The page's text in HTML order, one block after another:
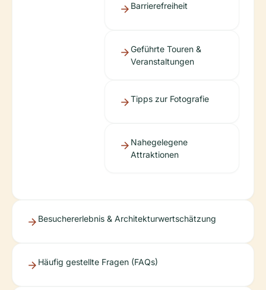
Barrierefreiheit
Geführte Touren &
Veranstaltungen
Tipps zur Fotografie
Nahegelegene
Attraktionen
Besuchererlebnis & Architekturwertschätzung
Häufig gestellte Fragen (FAQs)